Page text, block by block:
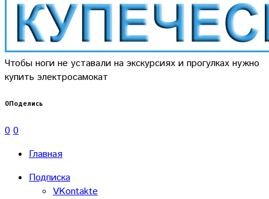
Чтобы ноги не уставали на экскурсиях и прогулках нужно
купить электросамокат
0Поделись
0 0
Главная
Подписка
VKontakte